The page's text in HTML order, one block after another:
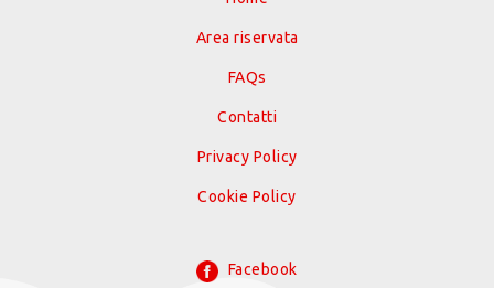
Area riservata
FAQs
Contatti
Privacy Policy
Cookie Policy
Facebook